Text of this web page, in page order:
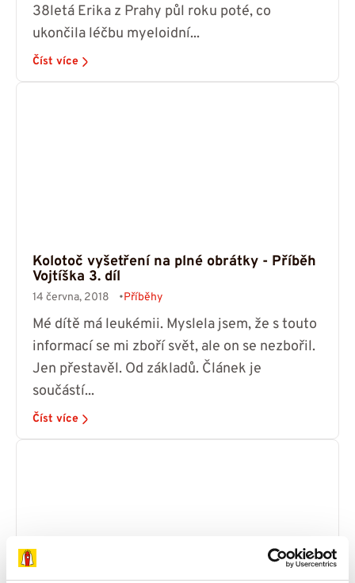
38letá Erika z Prahy půl roku poté, co
ukončila léčbu myeloidní...
Číst více
Kolotoč vyšetření na plné obrátky - Příběh
Vojtíška 3. díl
14 června, 2018 Příběhy
Mé dítě má leukémii. Myslela jsem, že s touto
informací se mi zboří svět, ale on se nezbořil.
Jen přestavěl. Od základů. Článek je
součástí...
Číst více